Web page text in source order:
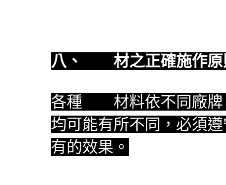
八、 材之正確施作
各種
材料依不同廠
均可能有所不同，必須
有的效果。